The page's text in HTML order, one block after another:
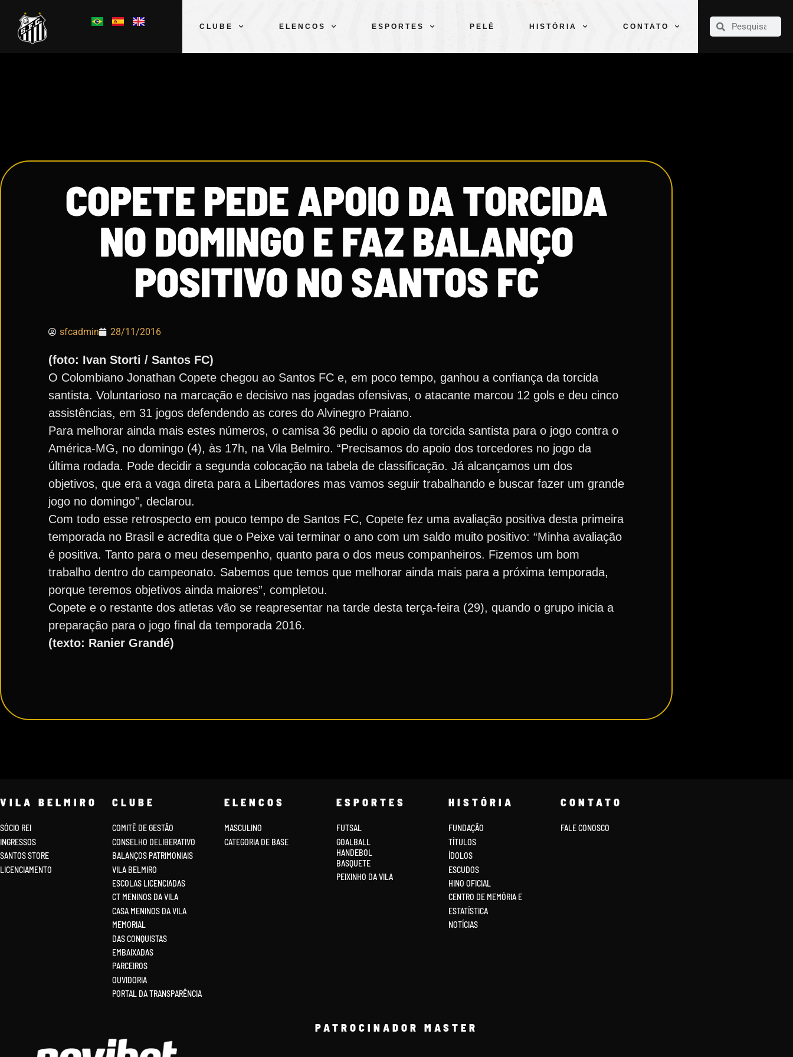
CLUBE ELENCOS ESPORTES PELÉ HISTÓRIA CONTATO
CLUBE
COPETE PEDE APOIO DA TORCIDA
NO DOMINGO E FAZ BALANÇO
POSITIVO NO SANTOS FC
sfcadmin 28/11/2016
(foto: Ivan Storti / Santos FC)
O Colombiano Jonathan Copete chegou ao Santos FC e, em poco tempo, ganhou a confiança da torcida
santista. Voluntarioso na marcação e decisivo nas jogadas ofensivas, o atacante marcou 12 gols e deu cinco
assistências, em 31 jogos defendendo as cores do Alvinegro Praiano.
Para melhorar ainda mais estes números, o camisa 36 pediu o apoio da torcida santista para o jogo contra o
América-MG, no domingo (4), às 17h, na Vila Belmiro. “Precisamos do apoio dos torcedores no jogo da
última rodada. Pode decidir a segunda colocação na tabela de classificação. Já alcançamos um dos
objetivos, que era a vaga direta para a Libertadores mas vamos seguir trabalhando e buscar fazer um grande
jogo no domingo”, declarou.
Com todo esse retrospecto em pouco tempo de Santos FC, Copete fez uma avaliação positiva desta primeira
temporada no Brasil e acredita que o Peixe vai terminar o ano com um saldo muito positivo: “Minha avaliação
é positiva. Tanto para o meu desempenho, quanto para o dos meus companheiros. Fizemos um bom
trabalho dentro do campeonato. Sabemos que temos que melhorar ainda mais para a próxima temporada,
porque teremos objetivos ainda maiores”, completou.
Copete e o restante dos atletas vão se reapresentar na tarde desta terça-feira (29), quando o grupo inicia a
preparação para o jogo final da temporada 2016.
(texto: Ranier Grandé)
VILA BELMIRO
SÓCIO REI
INGRESSOS
SANTOS STORE
LICENCIAMENTO
CLUBE
COMITÊ DE GESTÃO
CONSELHO DELIBERATIVO
BALANÇOS PATRIMONIAIS
VILA BELMIRO
ESCOLAS LICENCIADAS
CT MENINOS DA VILA
CASA MENINOS DA VILA
MEMORIAL
DAS CONQUISTAS
EMBAIXADAS
PARCEIROS
OUVIDORIA
PORTAL DA TRANSPARÊNCIA
ELENCOS
MASCULINO
CATEGORIA DE BASE
ESPORTES
FUTSAL
GOALBALL
HANDEBOL
BASQUETE
PEIXINHO DA VILA
HISTÓRIA
FUNDAÇÃO
TÍTULOS
ÍDOLOS
ESCUDOS
HINO OFICIAL
CENTRO DE MEMÓRIA E
ESTATÍSTICA
NOTÍCIAS
CONTATO
FALE CONOSCO
PATROCINADOR MASTER